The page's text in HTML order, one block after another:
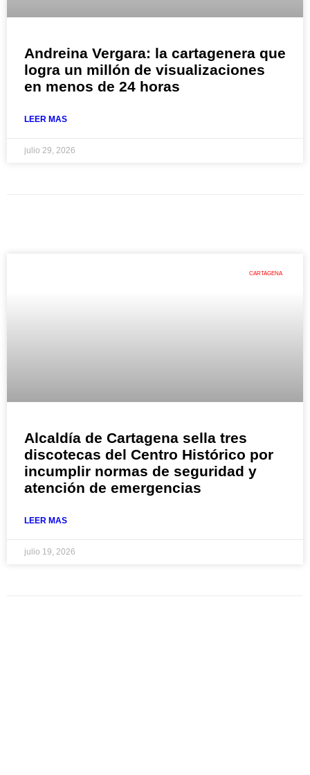
Andreina Vergara: la cartagenera que
logra un millón de visualizaciones
en menos de 24 horas
LEER MAS
julio 29, 2026
CARTAGENA
Alcaldía de Cartagena sella tres
discotecas del Centro Histórico por
incumplir normas de seguridad y
atención de emergencias
LEER MAS
julio 19, 2026